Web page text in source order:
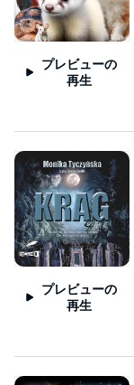
プレビューの
再生
プレビューの
再生